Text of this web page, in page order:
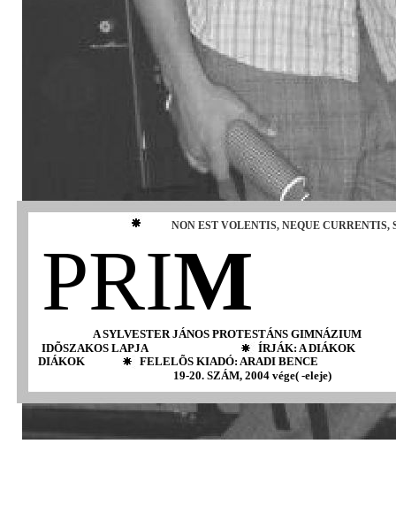
NON EST VOLENTIS, NEQUE CURRENTIS,
PRIM
A SYLVESTER JÁNOS PROTESTÁNS GIMNÁZIUM
IDÕSZAKOS LAPJA
ÍRJÁK: A DIÁKOK
DIÁKOK
FELELÕS KIADÓ: ARADI BENCE
19-20. SZÁM, 2004 vége( -eleje)